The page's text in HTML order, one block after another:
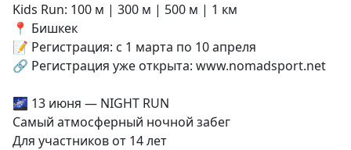
Kids Run: 100 м | 300 м | 500 м | 1 км
📍 Бишкек
📝 Регистрация: с 1 марта по 10 апреля
🔗 Регистрация уже открыта: www.nomadsport.net
🌌 13 июня — NIGHT RUN
Самый атмосферный ночной забег
Для участников от 14 лет